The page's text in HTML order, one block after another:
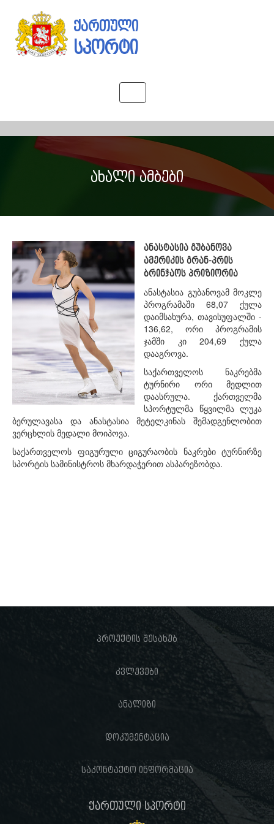
ქართული
სპორტი
navigation
ახალი ამბები
ანასტასია გუბანოვა
ამერიკის გრან-პრის
ბრინჯაოს პრიზიორია
ანასტასია გუბანოვამ მოკლე
პროგრამაში 68,07 ქულა
დაიმსახურა, თავისუფალში -
136,62, ორი პროგრამის
ჯამში კი 204,69 ქულა
დააგროვა.
საქართველოს ნაკრებმა
ტურნირი ორი მედლით
დაასრულა. ქართველმა
სპორტულმა წყვილმა ლუკა
ბერულავასა და ანასტასია მეტელკინას შემადგენლობით
ვერცხლის მედალი მოიპოვა.
საქართველოს ფიგურული ციგურაობის ნაკრები ტურნირზე
სპორტის სამინისტროს მხარდაჭერით ასპარეზობდა.
პროექტის შესახებ
კვლევები
ანალიზი
დოკუმენტაცია
საკონტაქტო ინფორმაცია
ქართული სპორტი